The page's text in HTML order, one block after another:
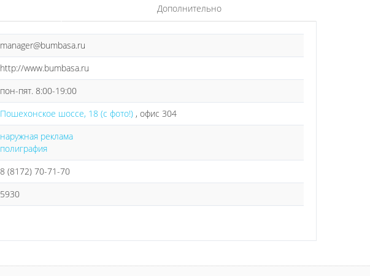
Дополнительно
manager@bumbasa.ru
http://www.bumbasa.ru
пон-пят. 8:00-19:00
Пошехонское шоссе, 18 (с фото!) , офис 304
наружная реклама
полиграфия
8 (8172) 70-71-70
5930